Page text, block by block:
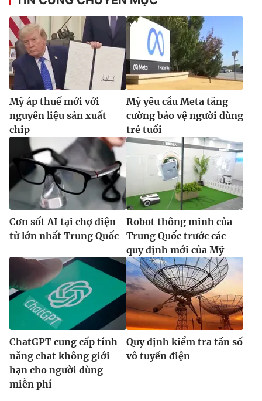
Mỹ áp thuế mới với
nguyên liệu sản xuất
chip
Mỹ yêu cầu Meta tăng
cường bảo vệ người dùng
trẻ tuổi
Cơn sốt AI tại chợ điện
tử lớn nhất Trung Quốc
Robot thông minh của
Trung Quốc trước các
quy định mới của Mỹ
ChatGPT cung cấp tính
năng chat không giới
hạn cho người dùng
miễn phí
Quy định kiểm tra tần số
vô tuyến điện